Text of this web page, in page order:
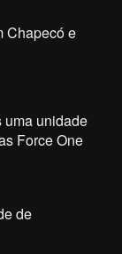
Chapecó e
uma unidade
Force One
de